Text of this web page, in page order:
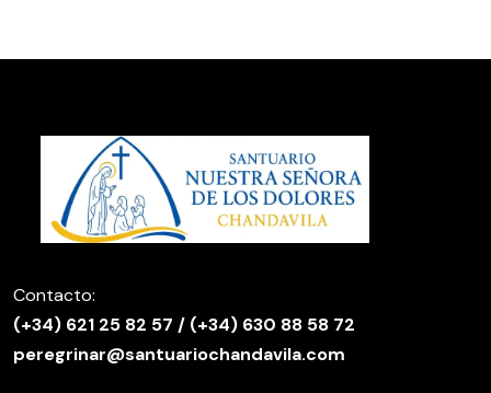
Contacto:
(+34) 621 25 82 57 / (+34) 630 88 58 72
peregrinar@santuariochandavila.com